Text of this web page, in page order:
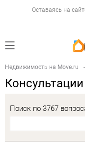
Оставаясь на
Недвижимость на Move.ru
Поиск по 3767